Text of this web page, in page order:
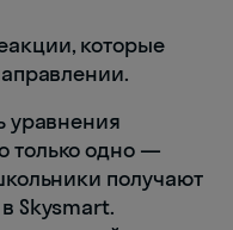
которые
уравнения
только одно —
получают
в Skysmart.